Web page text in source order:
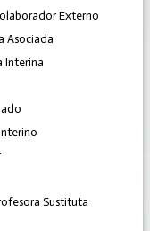
Externo
Asociada
Interina
Sustituta